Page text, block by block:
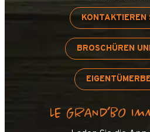
KONTAKTIEREN
BROSCHÜREN
LE GRAND’BO